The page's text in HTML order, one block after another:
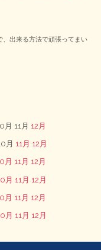
、出来る方法で頑張ってまい
月 11月 12月
月 11月 12月
月 11月 12月
月 11月 12月
月 11月 12月
月 11月 12月